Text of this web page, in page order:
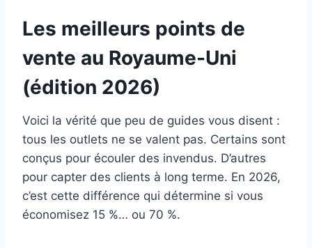
Les meilleurs points de
vente au Royaume-Uni
(édition 2026)
Voici la vérité que peu de guides vous disent :
tous les outlets ne se valent pas. Certains sont
conçus pour écouler des invendus. D’autres
pour capter des clients à long terme. En 2026,
c’est cette différence qui détermine si vous
économisez 15 %… ou 70 %.